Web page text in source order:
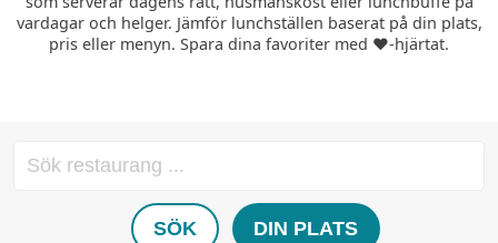
vardagar och helger. Jämför lunchställen baserat på din plats,
pris eller menyn. Spara dina favoriter med ❤️-hjärtat.
SÖK DIN PLATS